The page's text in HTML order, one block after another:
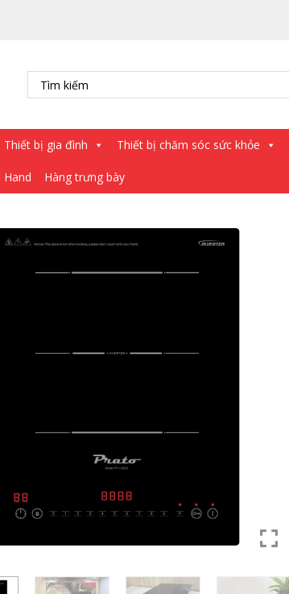
Thiết bị gia đình Thiết bị chăm sóc sức khỏe
Hand Hàng trưng bày